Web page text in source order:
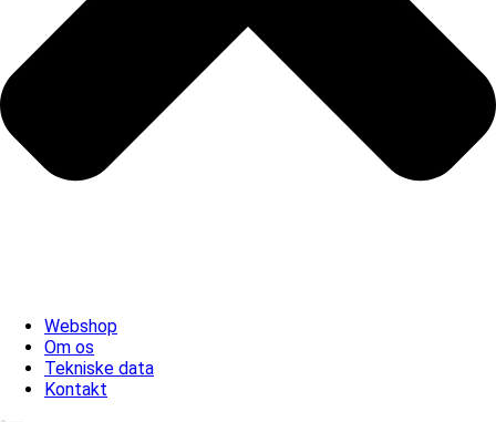
Webshop
Om os
Tekniske data
Kontakt